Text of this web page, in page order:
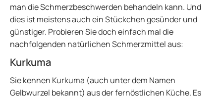
man die Schmerzbeschwerden behandeln kann. Und
dies ist meistens auch ein Stückchen gesünder und
günstiger. Probieren Sie doch einfach mal die
nachfolgenden natürlichen Schmerzmittel aus:
Kurkuma
Sie kennen Kurkuma (auch unter dem Namen
Gelbwurzel bekannt) aus der fernöstlichen Küche. Es